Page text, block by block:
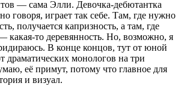
— сама Элли. Девочка-дебютантка
говоря, играет так себе. Там, где нужно
получается капризность, а там, где
какая-то деревянность. Но, возможно, я
В конце концов, тут от юной
драматических монологов на три
её примут, потому что главное для
и визуал.